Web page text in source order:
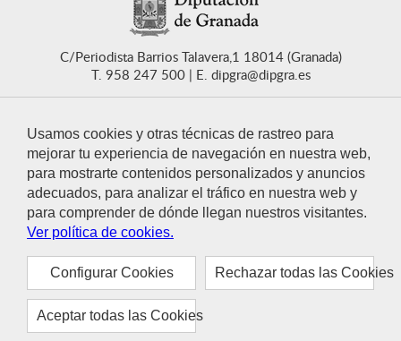
Usamos cookies y otras técnicas de rastreo para
mejorar tu experiencia de navegación en nuestra web,
para mostrarte contenidos personalizados y anuncios
adecuados, para analizar el tráfico en nuestra web y
para comprender de dónde llegan nuestros visitantes.
Ver política de cookies.
Configurar Cookies Rechazar todas las Cookies
Aceptar todas las Cookies
C/Periodista Barrios Talavera,1 18014 (Granada)
T. 958 247 500
E. dipgra@dipgra.es
CONTACTO
Aviso legal
Política de privacidad